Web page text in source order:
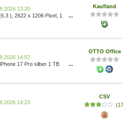
13:20
), 2622 x 1206 Pixel, 1
A
...
Kaufland
14:57
17 Pro silber 1 TB
...
OTTO Office
14:23
CSV